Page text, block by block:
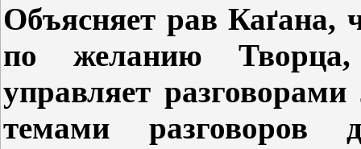
Объясняет рав Каґана,
по желанию
управляет
темами разговоров